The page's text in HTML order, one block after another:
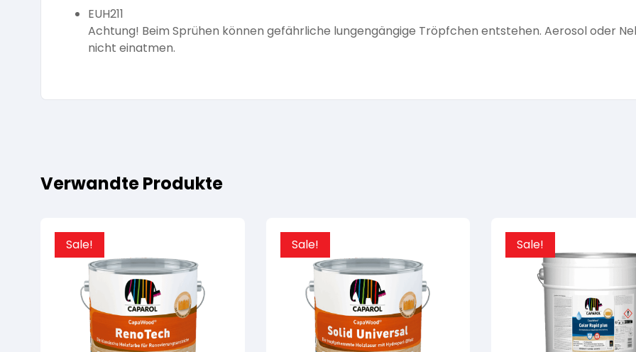
EUH211
Achtung! Beim Sprühen können gefährliche lungengängige Tröpfchen entstehen. Aerosol oder
nicht einatmen.
Verwandte Produkte
Sale! Sale! Sale!